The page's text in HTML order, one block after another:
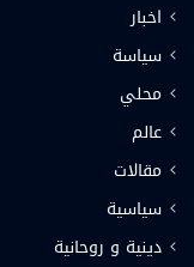
اخبار
سياسة
محلي
عالم
مقالات
سياسية
دينية و روحانية